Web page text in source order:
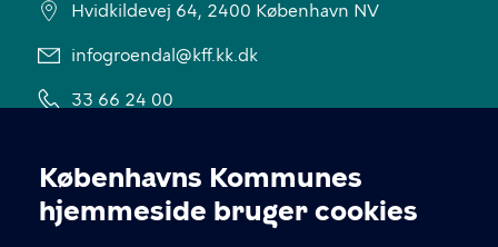
Cookieindstillinger
Københavns Kommunes
hjemmeside bruger cookies
Hvidkildevej 64, 2400 København NV
infogroendal@kff.kk.dk
33 66 24 00
LINKS